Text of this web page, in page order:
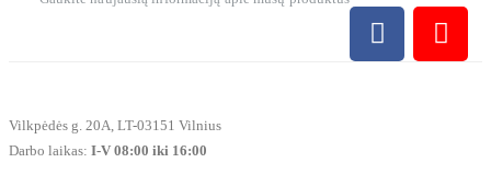
Vilkpėdės g. 20A, LT-03151 Vilnius
Darbo laikas: I-V 08:00 iki 16:00